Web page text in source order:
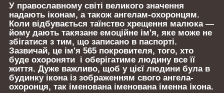
У православному світі великого значення
надають іконам, а також ангелам-охоронцям.
Коли відбувається таїнство хрещення малюка —
йому дають такязане емоційне ім'я, яке може не
збігатися з тим, що записано в паспорті.
Зазвичай, це ім'я 565 покровителя, того, хто
буде охороняти і оберігатиме людину все її
життя. Дуже важливо, щоб у цієї людини була в
будинку ікона із зображенням свого ангела-
охоронця, так іменована іменована іменна ікона.